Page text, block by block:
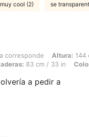
muy cool (2) se
Altura: 144 cm / 57
corresponde Altura: 144
83 cm / 33 in
a pedir a